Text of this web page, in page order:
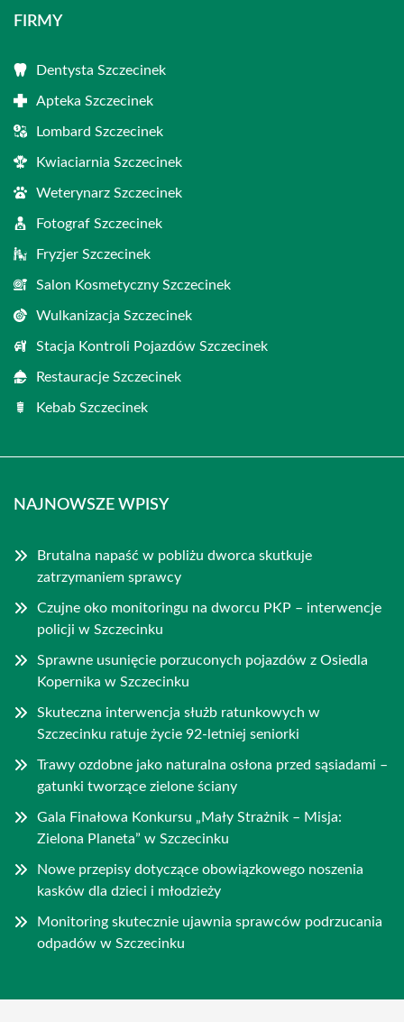
FIRMY
Dentysta Szczecinek
Apteka Szczecinek
Lombard Szczecinek
Kwiaciarnia Szczecinek
Weterynarz Szczecinek
Fotograf Szczecinek
Fryzjer Szczecinek
Salon Kosmetyczny Szczecinek
Wulkanizacja Szczecinek
Stacja Kontroli Pojazdów Szczecinek
Restauracje Szczecinek
Kebab Szczecinek
NAJNOWSZE WPISY
Brutalna napaść w pobliżu dworca skutkuje
zatrzymaniem sprawcy
Czujne oko monitoringu na dworcu PKP – interwencje
policji w Szczecinku
Sprawne usunięcie porzuconych pojazdów z Osiedla
Kopernika w Szczecinku
Skuteczna interwencja służb ratunkowych w
Szczecinku ratuje życie 92-letniej seniorki
Trawy ozdobne jako naturalna osłona przed sąsiadami –
gatunki tworzące zielone ściany
Gala Finałowa Konkursu „Mały Strażnik – Misja:
Zielona Planeta” w Szczecinku
Nowe przepisy dotyczące obowiązkowego noszenia
kasków dla dzieci i młodzieży
Monitoring skutecznie ujawnia sprawców podrzucania
odpadów w Szczecinku